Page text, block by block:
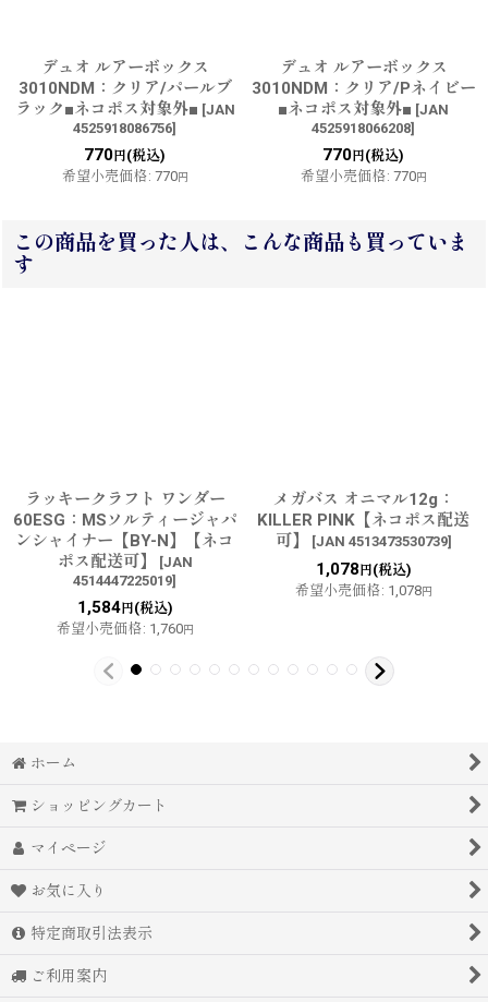
デュオ ルアーボックス
3010NDM：クリア/パールブ
ラック■ネコポス対象外■ [JAN
4525918086756]
770 円(税込)
希望小売価格: 770円
デュオ ルアーボックス
3010NDM：クリア/Pネイビー
■ネコポス対象外■ [JAN
4525918066208]
770 円(税込)
希望小売価格: 770円
この商品を買った人は、こんな商品も買っていま
す
ラッキークラフト ワンダー
60ESG：MSソルティージャパ
ンシャイナー【BY-N】【ネコ
ポス配送可】
[JAN
4514447225019]
1,584円(税込)
希望小売価格: 1,760円
メガバス オニマル12g：
KILLER PINK【ネコポス配送
可】
[JAN 4513473530739]
1,078 円(税込)
希望小売価格: 1,078円
ホーム
ショッピングカート
マイページ
お気に入り
特定商取引法表示
ご利用案内